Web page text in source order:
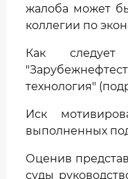
жалоба может
коллегии по
Как
технология"
Иск
выполненных
Оценив
суды